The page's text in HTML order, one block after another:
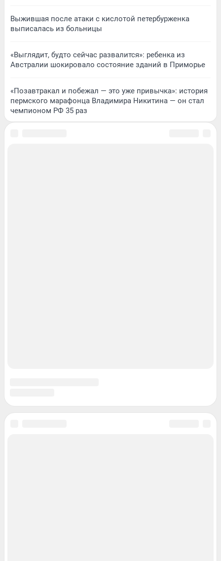
Выжившая после атаки с кислотой петербурженка
выписалась из больницы
«Выглядит, будто сейчас развалится»: ребенка из
Австралии шокировало состояние зданий в Приморье
«Позавтракал и побежал — это уже привычка»: история
пермского марафонца Владимира Никитина — он стал
чемпионом РФ 35 раз